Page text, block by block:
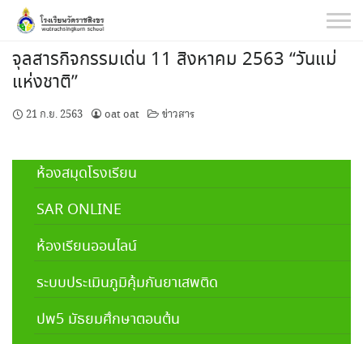
Skip
content
จุลสารกิจกรรมเด่น 11 สิงหาคม 2563 “วันแม่
แห่งชาติ”
21 ก.ย. 2563 oat oat ข่าวสาร
ห้องสมุดโรงเรียน
SAR ONLINE
ห้องเรียนออนไลน์
ระบบประเมินภูมิคุ้มกันยาเสพติด
ปพ5 มัธยมศึกษาตอนต้น